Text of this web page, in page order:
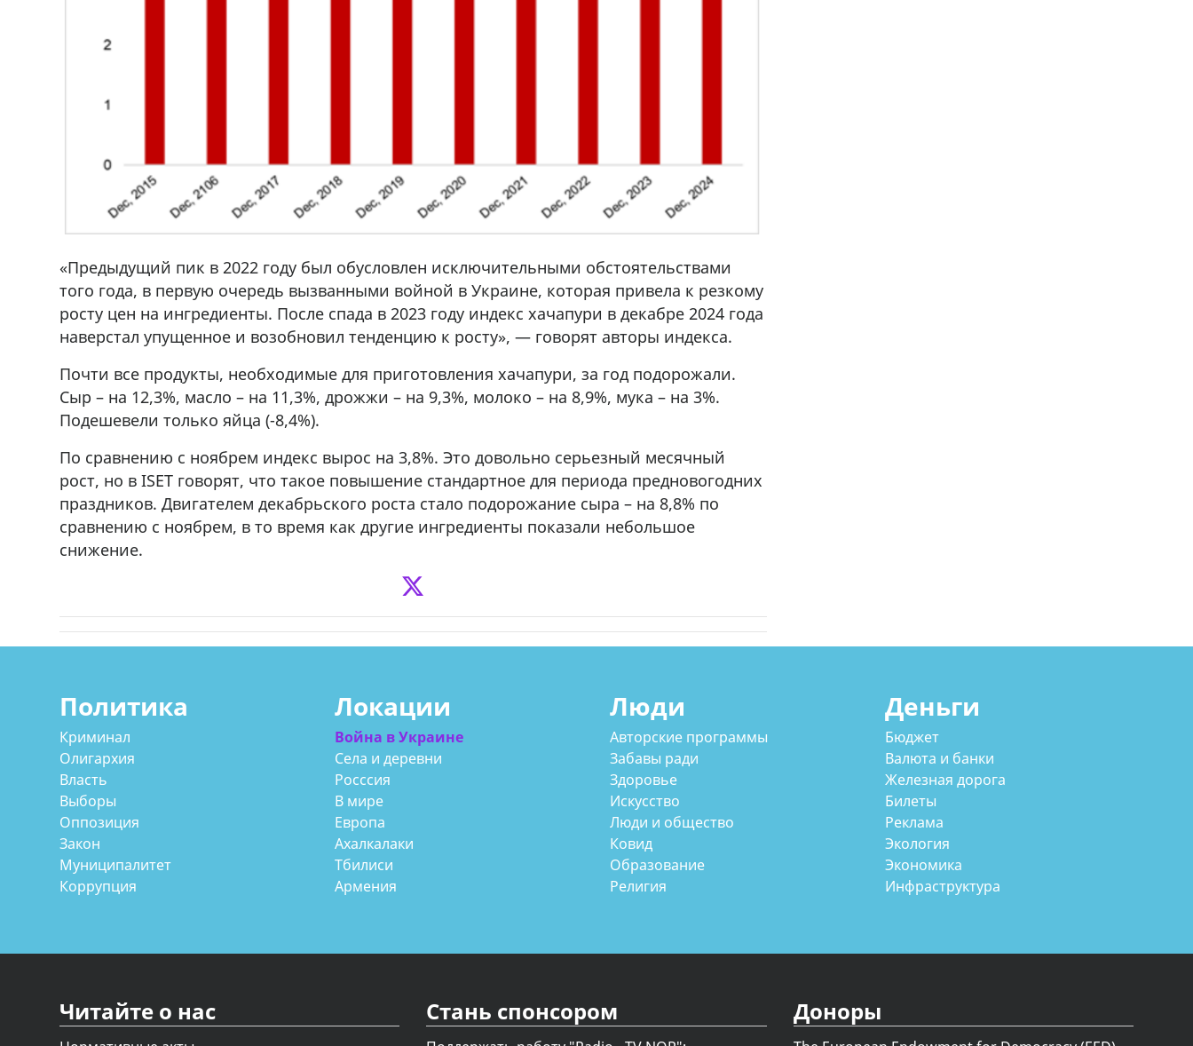
«Предыдущий пик в 2022 году был обусловлен исключительными обстоятельствами
того года, в первую очередь вызванными войной в Украине, которая привела к резкому
росту цен на ингредиенты. После спада в 2023 году индекс хачапури в декабре 2024 года
наверстал упущенное и возобновил тенденцию к росту», — говорят авторы индекса.
Почти все продукты, необходимые для приготовления хачапури, за год подорожали.
Сыр – на 12,3%, масло – на 11,3%, дрожжи – на 9,3%, молоко – на 8,9%, мука – на 3%.
Подешевели только яйца (-8,4%).
По сравнению с ноябрем индекс вырос на 3,8%. Это довольно серьезный месячный
рост, но в ISET говорят, что такое повышение стандартное для периода предновогодних
праздников. Двигателем декабрьского роста стало подорожание сыра – на 8,8% по
сравнению с ноябрем, в то время как другие ингредиенты показали небольшое
снижение.
Политика
Криминал
Олигархия
Власть
Выборы
Оппозиция
Закон
Муниципалитет
Коррупция
Локации
Война в Украине
Села и деревни
Росссия
В мире
Европа
Ахалкалаки
Тбилиси
Армения
Люди
Авторские программы
Забавы ради
Здоровье
Искусство
Люди и общество
Ковид
Образование
Религия
Деньги
Бюджет
Валюта и банки
Железная дорога
Билеты
Реклама
Экология
Экономика
Инфраструктура
Читайте о нас Стань спонсором Доноры